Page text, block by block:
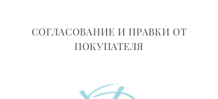
СОГЛАСОВАНИЕ И ПРАВКИ ОТ
ПОКУПАТЕЛЯ